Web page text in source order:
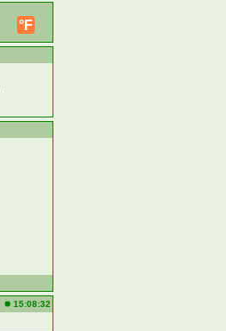
°F
15:08:32